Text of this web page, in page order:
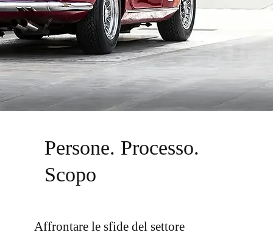
Affrontare le sfide del settore
Persone. Processo.
Scopo